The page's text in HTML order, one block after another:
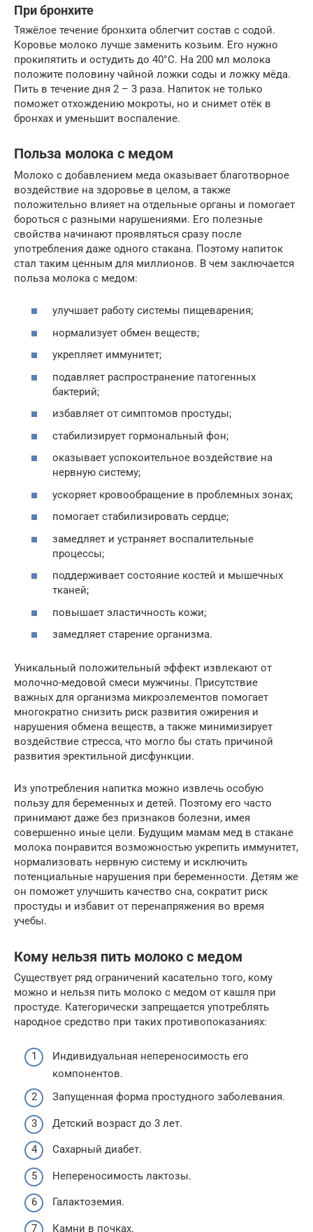
При бронхите
Тяжёлое течение бронхита облегчит состав с содой.
Коровье молоко лучше заменить козьим. Его нужно
прокипятить и остудить до 40°С. На 200 мл молока
положите половину чайной ложки соды и ложку мёда.
Пить в течение дня 2 – 3 раза. Напиток не только
поможет отхождению мокроты, но и снимет отёк в
бронхах и уменьшит воспаление.
Польза молока с медом
Молоко с добавлением меда оказывает благотворное
воздействие на здоровье в целом, а также
положительно влияет на отдельные органы и помогает
бороться с разными нарушениями. Его полезные
свойства начинают проявляться сразу после
употребления даже одного стакана. Поэтому напиток
стал таким ценным для миллионов. В чем заключается
польза молока с медом:
улучшает работу системы пищеварения;
нормализует обмен веществ;
укрепляет иммунитет;
подавляет распространение патогенных
бактерий;
избавляет от симптомов простуды;
стабилизирует гормональный фон;
оказывает успокоительное воздействие на
нервную систему;
ускоряет кровообращение в проблемных зонах;
помогает стабилизировать сердце;
замедляет и устраняет воспалительные
процессы;
поддерживает состояние костей и мышечных
тканей;
повышает эластичность кожи;
замедляет старение организма.
Уникальный положительный эффект извлекают от
молочно-медовой смеси мужчины. Присутствие
важных для организма микроэлементов помогает
многократно снизить риск развития ожирения и
нарушения обмена веществ, а также минимизирует
воздействие стресса, что могло бы стать причиной
развития эректильной дисфункции.
Из употребления напитка можно извлечь особую
пользу для беременных и детей. Поэтому его часто
принимают даже без признаков болезни, имея
совершенно иные цели. Будущим мамам мед в стакане
молока понравится возможностью укрепить иммунитет,
нормализовать нервную систему и исключить
потенциальные нарушения при беременности. Детям же
он поможет улучшить качество сна, сократит риск
простуды и избавит от перенапряжения во время
учебы.
Кому нельзя пить молоко с медом
Существует ряд ограничений касательно того, кому
можно и нельзя пить молоко с медом от кашля при
простуде. Категорически запрещается употреблять
народное средство при таких противопоказаниях:
Индивидуальная непереносимость его
компонентов.
Запущенная форма простудного заболевания.
Детский возраст до 3 лет.
Сахарный диабет.
Непереносимость лактозы.
Галактоземия.
Камни в почках.